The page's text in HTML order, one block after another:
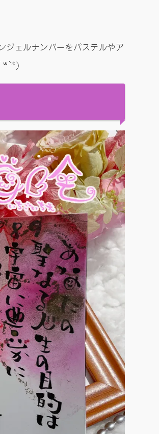
ジェルナンバーをパステルやア